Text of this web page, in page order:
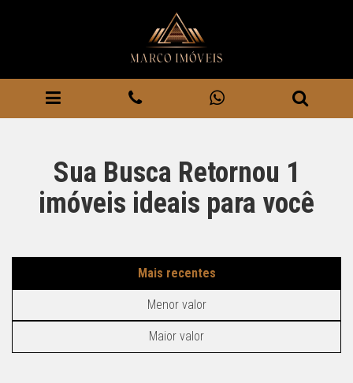
Sua Busca Retornou 1
imóveis ideais para você
Mais recentes
Menor valor
Maior valor